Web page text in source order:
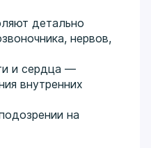
детально
нервов,
и сердца —
внутренних
на